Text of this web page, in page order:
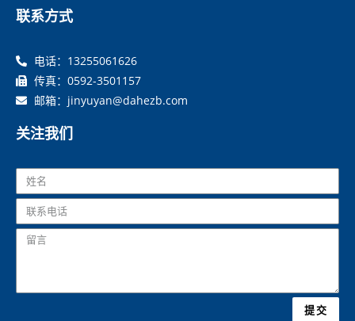
联系方式
电话：13255061626
传真：0592-3501157
邮箱：jinyuyan@dahezb.com
关注我们
提交